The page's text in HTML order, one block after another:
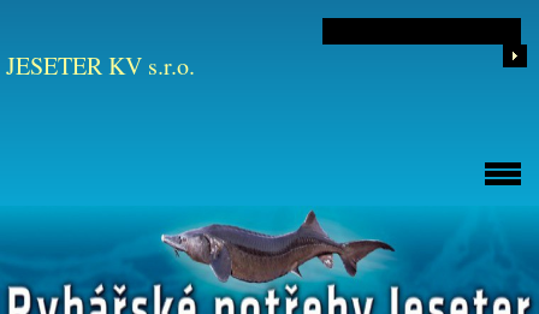
JESETER KV s.r.o.